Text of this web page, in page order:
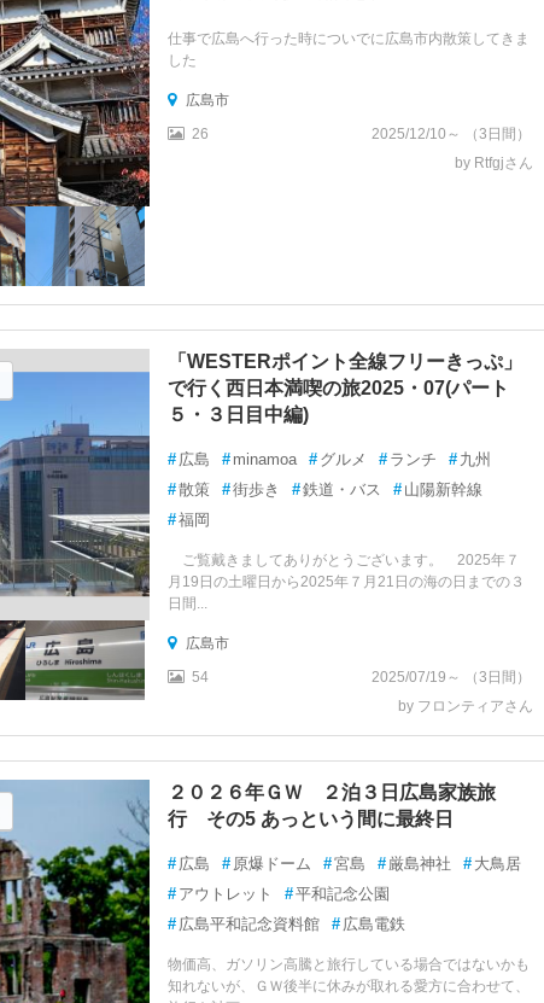
仕事で広島へ行った時についでに広島市内散策してきま
した
広島市
26
2025/12/10～ （3日間）
by Rtfgjさん
「WESTERポイント全線フリーきっぷ」
で行く西日本満喫の旅2025・07(パート
５・３日目中編)
# 広島 # minamoa # グルメ # ランチ # 九州
#散策 #街歩き #鉄道・バス # 山陽新幹線
#福岡
ご覧戴きましてありがとうございます。 2025年７
月19日の土曜日から2025年７月21日の海の日までの３
日間...
広島市
54
2025/07/19～ （3日間）
by フロンティアさん
２０２６年ＧＷ ２泊３日広島家族旅
行 その5 あっという間に最終日
# 広島 # 原爆ドーム #宮島 # 厳島神社 # 大鳥居
# アウトレット #平和記念公園
# 広島平和記念資料館 # 広島電鉄
物価高、ガソリン高騰と旅行している場合ではないかも
知れないが、ＧＷ後半に休みが取れる愛方に合わせて、